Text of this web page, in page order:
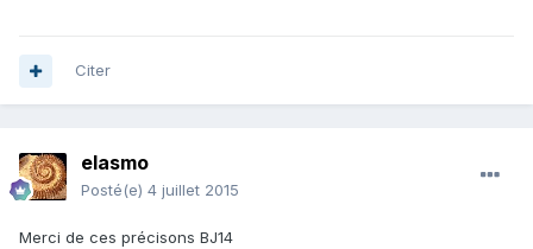
Citer
elasmo
Posté(e) 4 juillet 2015
Merci de ces précisons BJ14